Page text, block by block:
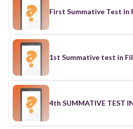
First Summative Test in
1st Summative test in
4th SUMMATIVE TEST